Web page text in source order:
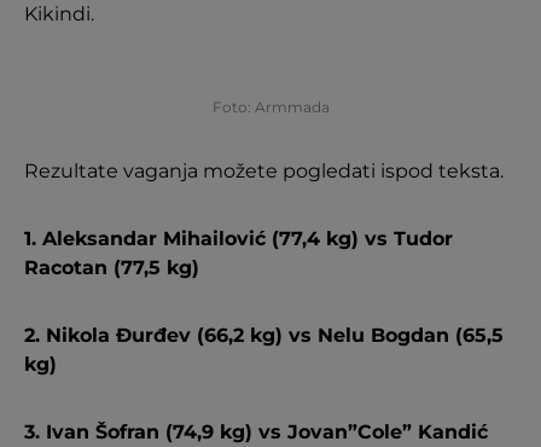
Kikindi.
Foto: Armmada
Rezultate vaganja možete pogledati ispod teksta.
1. Aleksandar Mihailović (77,4 kg) vs Tudor
Racotan (77,5 kg)
2. Nikola Đurđev (66,2 kg) vs Nelu Bogdan (65,5
kg)
3. Ivan Šofran (74,9 kg) vs Jovan”Cole” Kandić